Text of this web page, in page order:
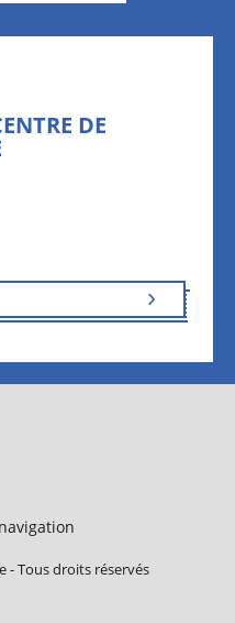
DE
- Tous droits réservés